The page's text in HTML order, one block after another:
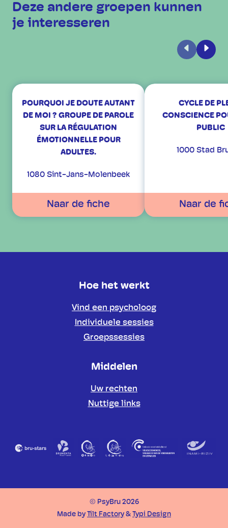
Deze andere groepen kunnen
je interesseren
Vorige
POURQUOI JE DOUTE AUTANT
DE MOI ? GROUPE DE PAROLE
SUR LA RÉGULATION
ÉMOTIONNELLE POUR
ADULTES.
1080 Sint-Jans-Molenbeek
Naar de fiche
CYCLE DE
CONSCIENCE
PUBLIC
1000 Stad
Naar de
Hoe het werkt
Vind een psycholoog
Individuele sessies
Groepssessies
Middelen
Uw rechten
Nuttige links
Partners
© PsyBru 2026
Made by Tilt Factory & Typi Design